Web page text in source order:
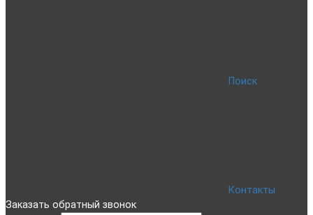
Поиск
Контакты
Заказать обратный звонок